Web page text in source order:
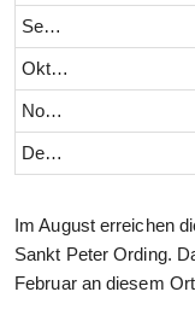
September
Oktober
November
Dezember
Im August erreichen
Sankt Peter Ording.
Februar an diesem